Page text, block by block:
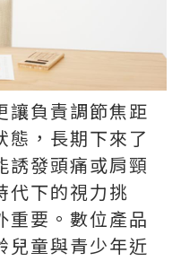
讓負責調節焦距
態，長期下來了
誘發頭痛或肩頸
代下的視力挑
重要。數位產品
兒童與青少年近